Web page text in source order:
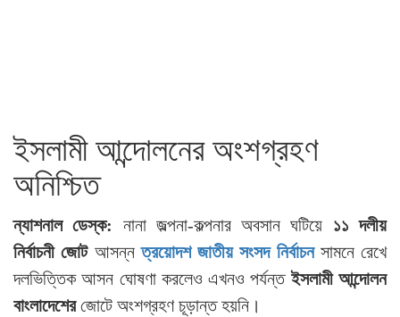
ইসলামী আন্দোলনের অংশগ্রহণ
অনিশ্চিত
ন্যাশনাল ডেস্ক: নানা জল্পনা-কল্পনার অবসান ঘটিয়ে ১১ দলীয়
নির্বাচনী জোটআসন্নত্রয়োদশ জাতীয় সংসদ নির্বাচনসামনে রেখে
দলভিত্তিক আসন ঘোষণা করলেও এখনও পর্যন্তইসলামী আন্দোলন
বাংলাদেশেরজোটে অংশগ্রহণ চূড়ান্ত হয়নি।